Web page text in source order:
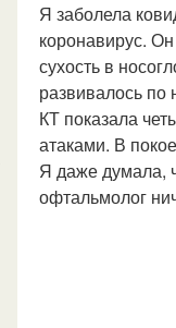
Я заболела
коронавирус.
сухость в
развивалось
КТ показала
атаками. В
Я даже думала,
офтальмолог